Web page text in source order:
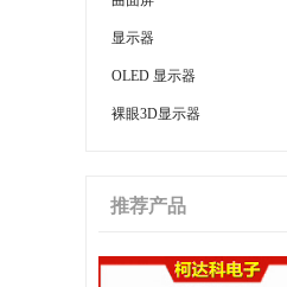
显示器
OLED 显示器
裸眼3D显示器
推荐产品